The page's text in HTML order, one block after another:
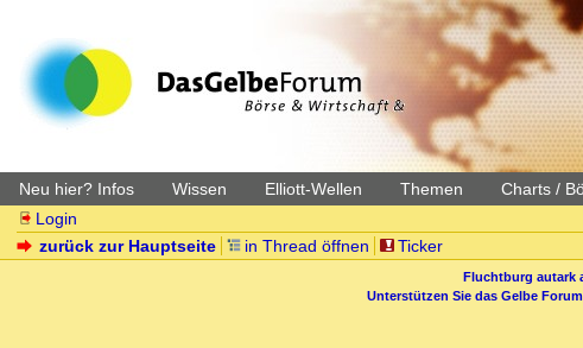
Neu hier? Infos Wissen Elliott-Wellen Themen Charts /
Login
zurück zur Hauptseite
in Thread öffnen Ticker
Fluchtburg autark
Unterstützen Sie das Gelbe Forum